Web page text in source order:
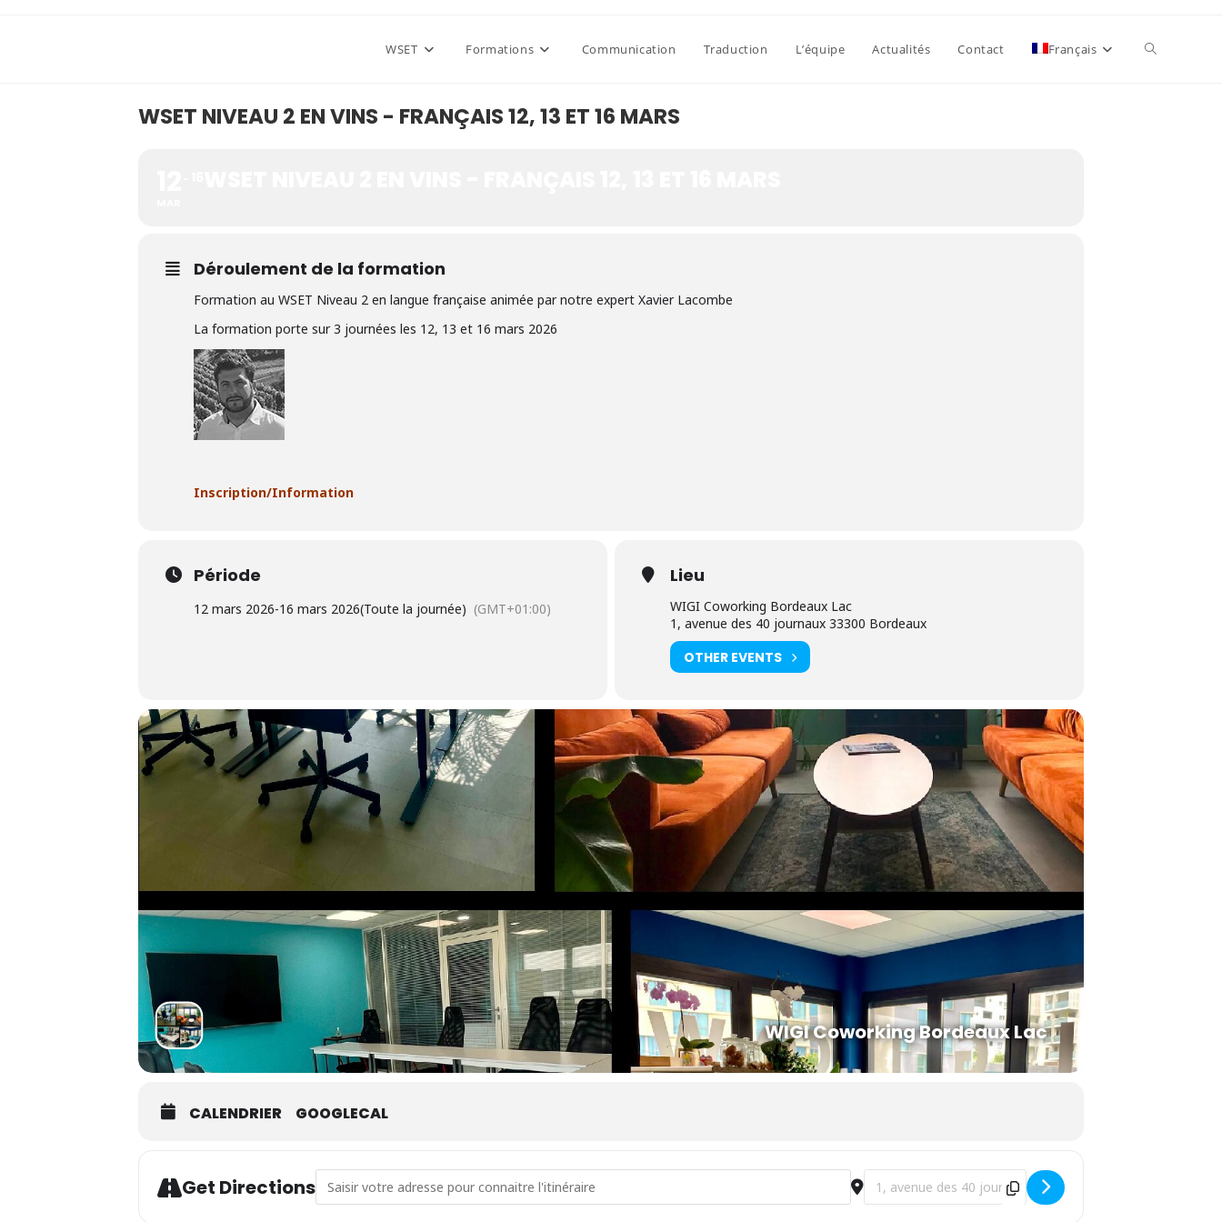
WSET Formations Communication Traduction L’équipe Actualités Contact Français Toggle
WSET NIVEAU 2 EN VINS - FRANÇAIS 12, 13 ET 16 MARS
Déroulement de la formation
Formation au WSET Niveau 2 en langue française animée par notre expert Xavier Lacombe
La formation porte sur 3 journées les 12, 13 et 16 mars 2026
Inscription/Information
Période
12 mars 2026-16 mars 2026(Toute la journée) (GMT+01:00)
Lieu
WIGI Coworking Bordeaux Lac
1, avenue des 40 journaux 33300 Bordeaux
OTHER EVENTS
WIGI Coworking Bordeaux Lac
CALENDRIER GOOGLECAL
Get Directions Address - WSET Niveau 2 en vins - français 12, 13 et 16 Mars [o6rL96yaJ] Destination Address - WSET Niveau 2 en vins - français 12,